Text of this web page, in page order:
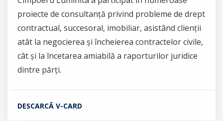
proiecte de consultanță privind probleme de drept
contractual, succesoral, imobiliar, asistând clienții
atât la negocierea și încheierea contractelor civile,
cât și la încetarea amiabilă a raporturilor juridice
dintre părți.
DESCARCĂ V-CARD